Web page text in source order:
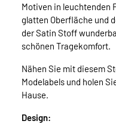
Motiven in leuchtenden
glatten Oberfläche und
der Satin Stoff
schönen Tragekomfort.
Nähen Sie mit diesem
Modelabels und holen
Hause.
Design: